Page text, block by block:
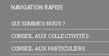
NAVIGATION RAPIDE
QUI SOMMES-NOUS ?
CONSEIL AUX COLLECTIVITÉS
CONSEIL AUX PARTICULIERS